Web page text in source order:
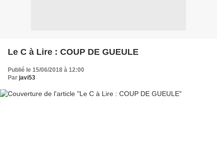
Le C à Lire : COUP DE GUEULE
Publié le 15/06/2018 à 12:00
Par javi53